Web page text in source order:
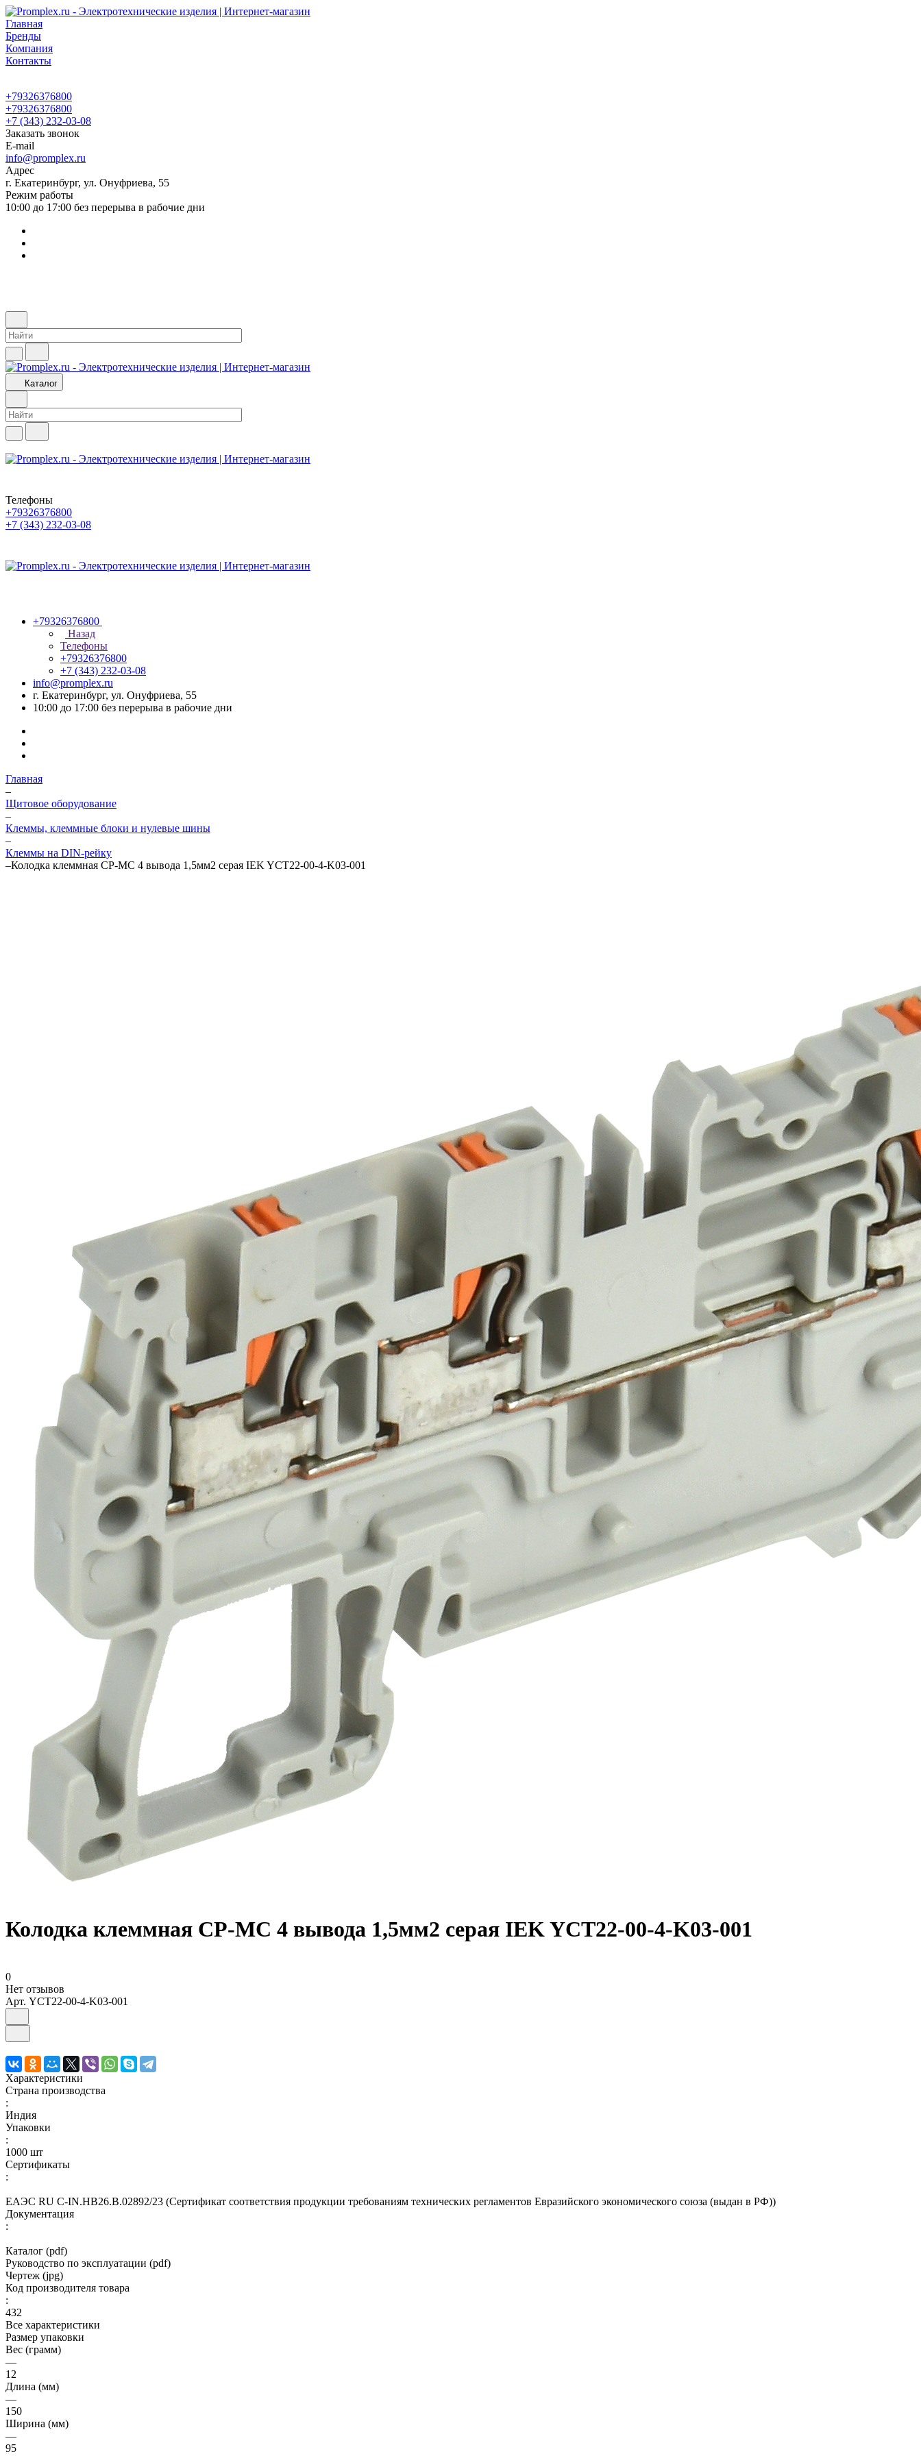
Главная
Бренды
Компания
Контакты
+79326376800
+79326376800
+7 (343) 232-03-08
Заказать звонок
E-mail
info@promplex.ru
Адрес
г. Екатеринбург, ул. Онуфриева, 55
Режим работы
10:00 до 17:00 без перерыва в рабочие дни
Каталог
Телефоны
+79326376800
+7 (343) 232-03-08
+79326376800
Назад
Телефоны
+79326376800
+7 (343) 232-03-08
info@promplex.ru
г. Екатеринбург, ул. Онуфриева, 55
10:00 до 17:00 без перерыва в рабочие дни
Главная
–
Щитовое оборудование
–
Клеммы, клеммные блоки и нулевые шины
–
Клеммы на DIN-рейку
–Колодка клеммная CP-MC 4 вывода 1,5мм2 серая IEK YCT22-00-4-K03-001
Колодка клеммная CP-MC 4 вывода 1,5мм2 серая IEK YCT22-00-4-K03-001
0
Нет отзывов
Арт. YCT22-00-4-K03-001
Характеристики
Страна производства
:
Индия
Упаковки
:
1000 шт
Сертификаты
:
ЕАЭС RU C-IN.HB26.B.02892/23 (Сертификат соответствия продукции требованиям технических регламентов Евразийского экономического союза (выдан в РФ))
Документация
:
Каталог (pdf)
Руководство по эксплуатации (pdf)
Чертеж (jpg)
Код производителя товара
:
432
Все характеристики
Размер упаковки
Вес (грамм)
—
12
Длина (мм)
—
150
Ширина (мм)
—
95